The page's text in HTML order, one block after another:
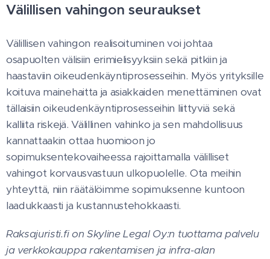
Välillisen vahingon seuraukset
Välillisen vahingon realisoituminen voi johtaa
osapuolten välisiin erimielisyyksiin sekä pitkiin ja
haastaviin oikeudenkäyntiprosesseihin. Myös yrityksille
koituva mainehaitta ja asiakkaiden menettäminen ovat
tällaisiin oikeudenkäyntiprosesseihin liittyviä sekä
kalliita riskejä. Välillinen vahinko ja sen mahdollisuus
kannattaakin ottaa huomioon jo
sopimuksentekovaiheessa rajoittamalla välilliset
vahingot korvausvastuun ulkopuolelle. Ota meihin
yhteyttä, niin räätälöimme sopimuksenne kuntoon
laadukkaasti ja kustannustehokkaasti.
Raksajuristi.fi on Skyline Legal Oy:n tuottama palvelu
ja verkkokauppa rakentamisen ja infra-alan